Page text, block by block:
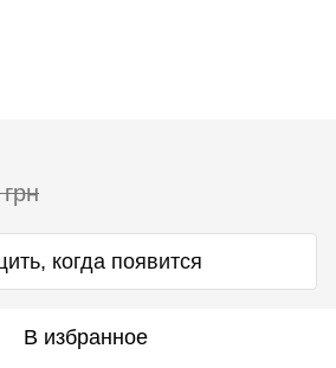
когда появится
В избранное